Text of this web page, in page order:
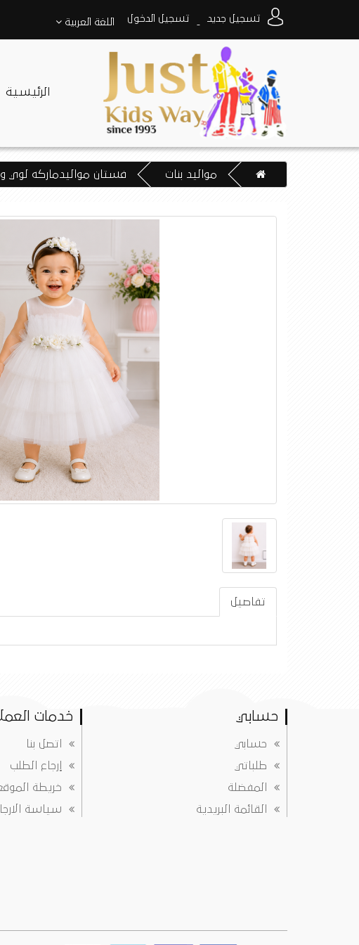
تسجيل جديد
-
تسجيل الدخول اللغة العربية
الرئيسية
مواليد بنات فستان مواليدماركه لوي ولي
تفاصيل
حسابي
حسابي
طلباتي
المفضلة
القائمة البريدية
خدمات
اتصل بنا
إرجاع الطلب
خريطة
سياسة